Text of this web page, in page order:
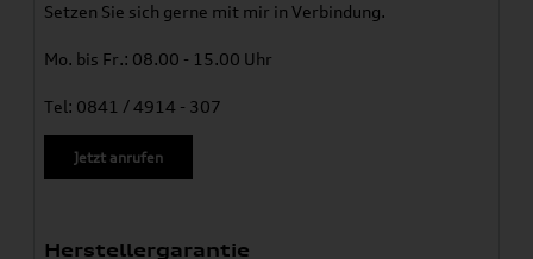
Setzen Sie sich gerne mit mir in Verbindung.
Mo. bis Fr.: 08.00 - 15.00 Uhr
Tel: 0841 / 4914 - 307
Jetzt anrufen
Herstellergarantie